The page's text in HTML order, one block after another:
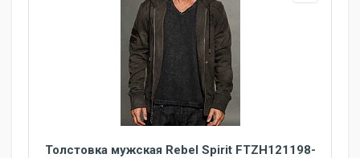
Толстовка мужская Rebel Spirit FTZH121198-